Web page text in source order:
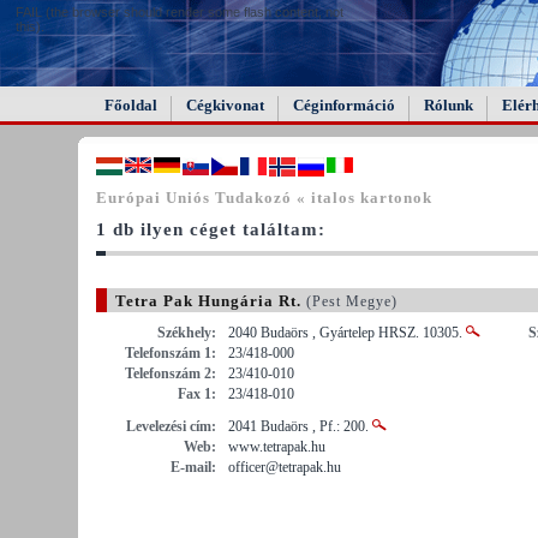
FAIL (the browser should render some flash content, not
this).
Főoldal Cégkivonat Céginformáció Rólunk
Európai Uniós Tudakozó « italos kartonok
1 db ilyen céget találtam:
Tetra Pak Hungária Rt. (Pest Megye)
Székhely:
2040 Budaörs , Gyártelep HRSZ. 10305.
Telefonszám 1:
23/418-000
Telefonszám 2:
23/410-010
Fax 1:
23/418-010
Levelezési cím:
2041 Budaörs , Pf.: 200.
Web:
www.tetrapak.hu
E-mail:
officer@tetrapak.hu